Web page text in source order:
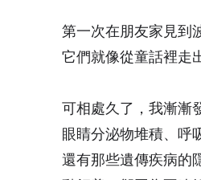
第一次在朋友家見到
它們就像從童話裡走
可相處久了，我漸漸
眼睛分泌物堆積、呼
還有那些遺傳疾病的